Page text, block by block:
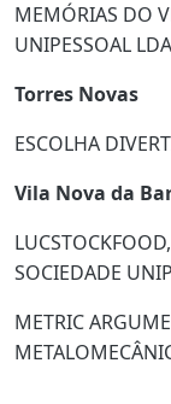
MEMÓRIAS DO
UNIPESSOAL LDA
Torres Novas
ESCOLHA
Vila Nova da
SOCIEDADE
METRIC